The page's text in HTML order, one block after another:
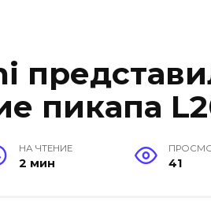
пикапа
НА ЧТЕНИЕ
2 мин 41